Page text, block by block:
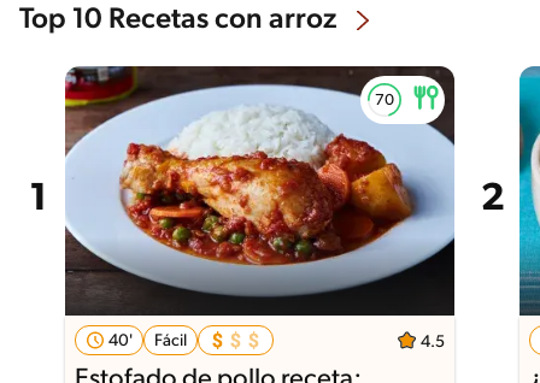
Top 10 Recetas con arroz
40' Fácil 4.5